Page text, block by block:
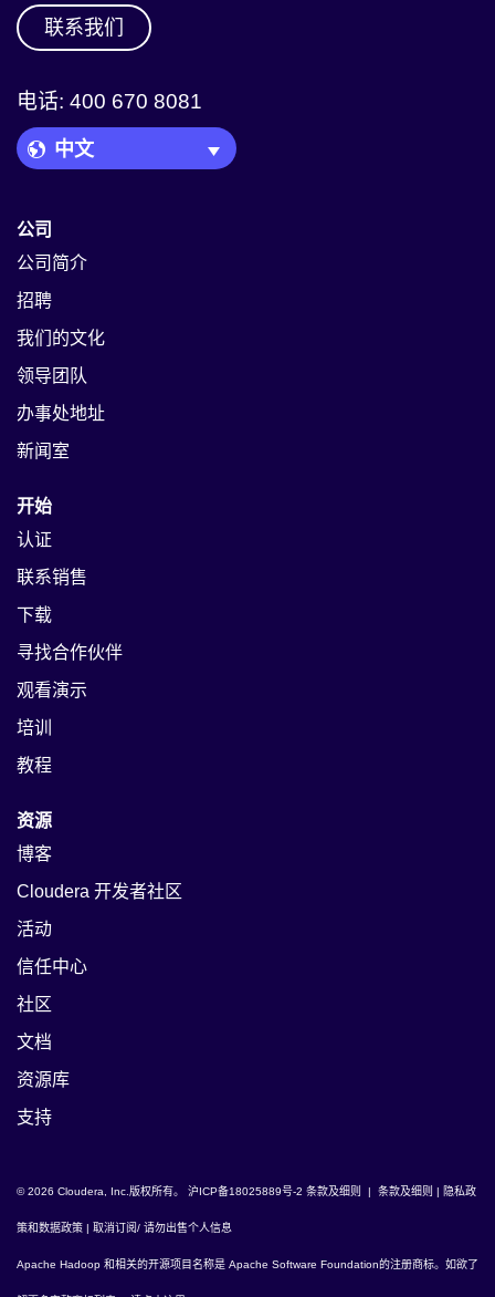
联系我们
电话: 400 670 8081
Language Picker
公司
公司简介
招聘
我们的文化
领导团队
办事处地址
新闻室
开始
认证
联系销售
下载
寻找合作伙伴
观看演示
培训
教程
资源
博客
Cloudera 开发者社区
活动
信任中心
社区
文档
资源库
支持
© 2026 Cloudera, Inc.版权所有。 沪ICP备18025889号-2 条款及细则 条款及细则 隐私政
策和数据政策 取消订阅/ 请勿出售个人信息
Apache Hadoop 和相关的开源项目名称是 Apache Software Foundation的注册商标。如欲了